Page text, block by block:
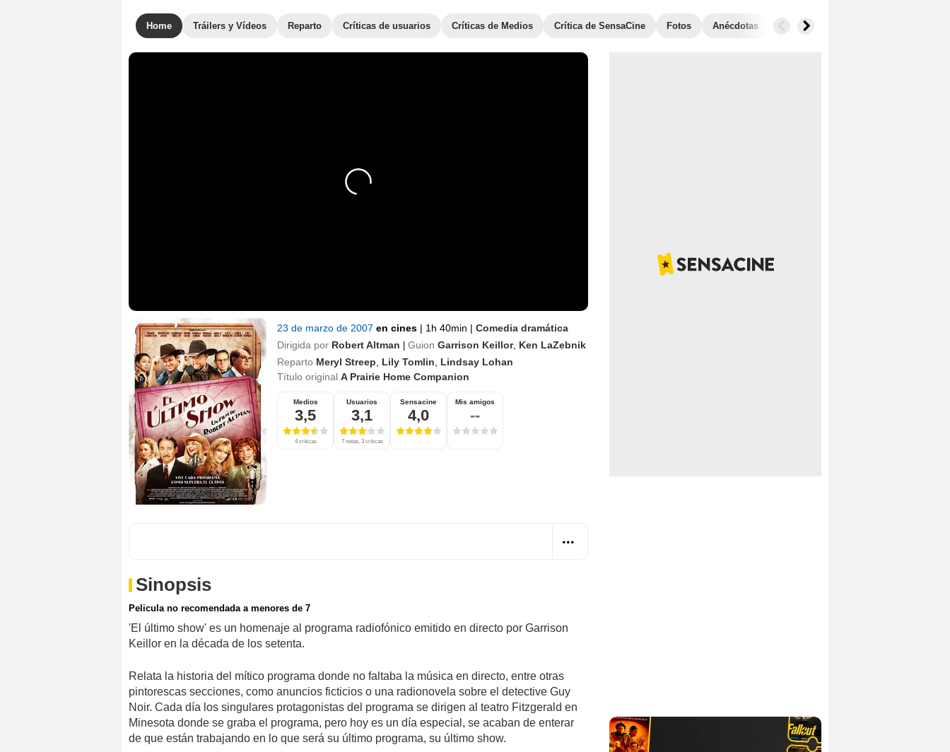
Home Tráilers y Vídeos Reparto Críticas de usuarios Críticas de Medios Crítica de SensaCine Fotos Anécdotas Taquilla
23 de marzo de 2007 en cines | 1h 40min | Comedia dramática
Dirigida por Robert Altman | Guion Garrison Keillor, Ken LaZebnik
Reparto Meryl Streep Lily Tomlin
Lindsay Lohan
Título original A Prairie Home Companion
Medios
3,5
4 críticas
Usuarios
3,1
7 notas, 3 críticas
Sensacine
4,0
Mis amigos
--
Sinopsis
Pelicula no recomendada a menores de 7
'El último show' es un homenaje al programa radiofónico emitido en directo por Garrison
Keillor en la década de los setenta.
Relata la historia del mítico programa donde no faltaba la música en directo, entre otras
pintorescas secciones, como anuncios ficticios o una radionovela sobre el detective Guy
Noir. Cada día los singulares protagonistas del programa se dirigen al teatro Fitzgerald en
Minesota donde se graba el programa, pero hoy es un día especial, se acaban de enterar
de que están trabajando en lo que será su último programa, su último show.